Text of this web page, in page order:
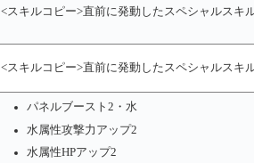
<スキルコピー>直前に発動したスペシャルスキ
<スキルコピー>直前に発動したスペシャルスキ
パネルブースト2・水
水属性攻撃力アップ2
水属性HPアップ2